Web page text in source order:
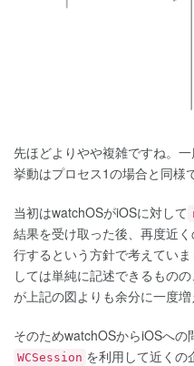
先ほどよりやや複雑ですね。
挙動はプロセス1の場合と同様で
当初はwatchOSがiOSに対して
結果を受け取った後、再度近
行するという方針で考えてい
しては単純に記述できるもの
が上記の図よりも余分に一度増
そのためwatchOSからiOSへ
WCSession を利用して近くの